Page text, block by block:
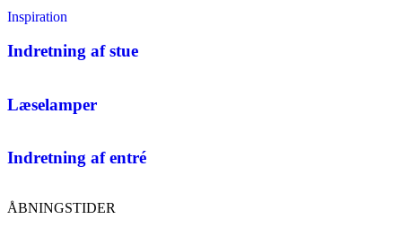
Inspiration
Indretning af stue
Læselamper
Indretning af entré
ÅBNINGSTIDER